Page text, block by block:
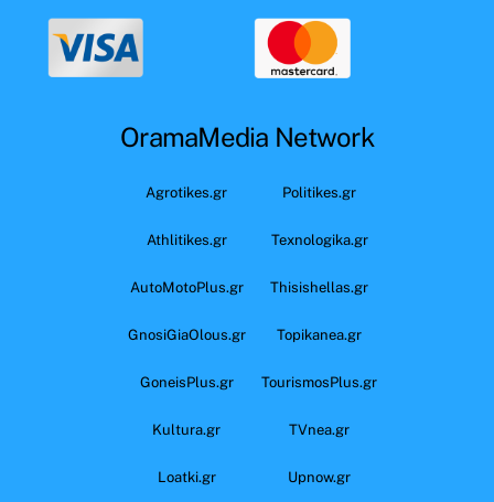
OramaMedia Network
Agrotikes.gr Politikes.gr
Athlitikes.gr Texnologika.gr
AutoMotoPlus.gr Thisishellas.gr
GnosiGiaOlous.gr Topikanea.gr
GoneisPlus.gr TourismosPlus.gr
Kultura.gr TVnea.gr
Loatki.gr Upnow.gr